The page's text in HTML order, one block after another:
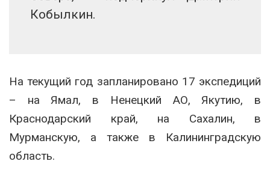
Кобылкин.
На текущий год запланировано 17 экспедиций
– на Ямал, в Ненецкий АО, Якутию, в
Краснодарский край, на Сахалин, в
Мурманскую, а также в Калининградскую
область.